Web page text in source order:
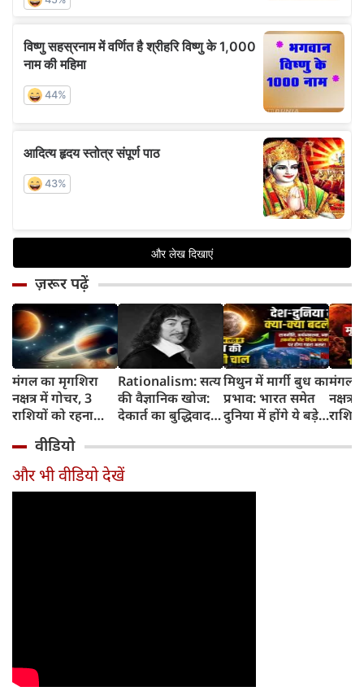
ज़रूर पढ़ें
मंगल का मृगशिरा
नक्षत्र में गोचर, 3
राशियों को रहना
सावधान
Rationalism: सत्य
की वैज्ञानिक खोज:
देकार्त का बुद्धिवाद
का जन्म
मिथुन में मार्गी बुध का
प्रभाव: भारत समेत
दुनिया में होंगे ये बड़े
मंगल
नक्षत्र
किसे
वीडियो
और भी वीडियो देखें